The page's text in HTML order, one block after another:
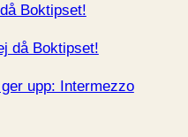
Boktipset!
då Boktipset!
upp: Intermezzo